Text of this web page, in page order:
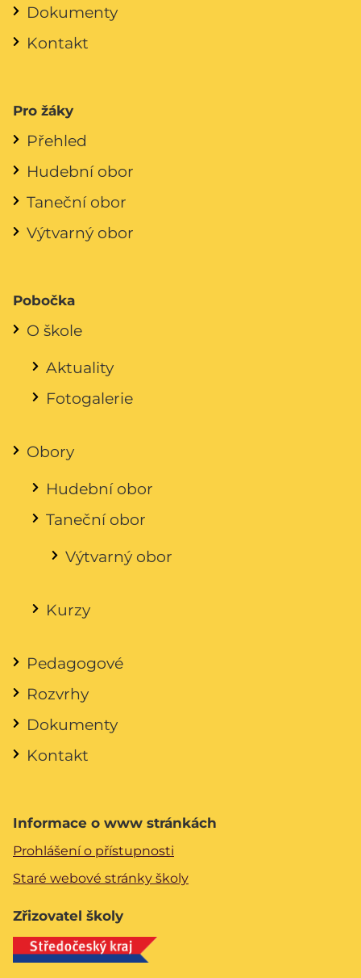
Dokumenty
Kontakt
Pro žáky
Přehled
Hudební obor
Taneční obor
Výtvarný obor
Pobočka
O škole
Aktuality
Fotogalerie
Obory
Hudební obor
Taneční obor
Výtvarný obor
Kurzy
Pedagogové
Rozvrhy
Dokumenty
Kontakt
Informace o www stránkách
Prohlášení o přístupnosti
Staré webové stránky školy
Zřizovatel školy